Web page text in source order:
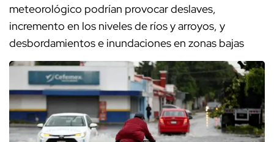
meteorológico podrían provocar deslaves,
incremento en los niveles de ríos y arroyos, y
desbordamientos e inundaciones en zonas bajas